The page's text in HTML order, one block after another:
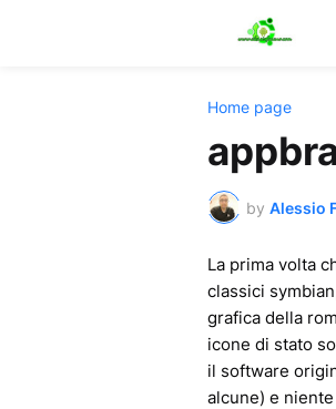
Home page
by Alessio
La prima volta
classici
grafica della
icone di stato
il software
alcune) e